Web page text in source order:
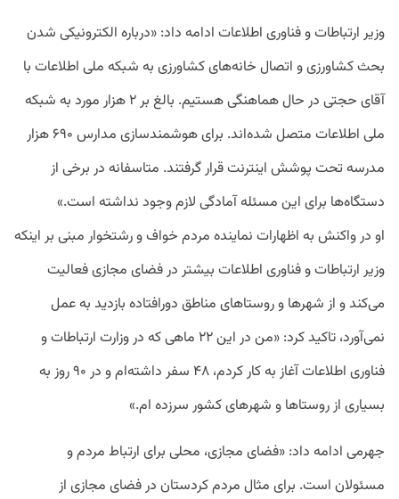
وزیر ارتباطات و فناوری اطلاعات ادامه داد: «درباره الکترونیکی شدن
بحث کشاورزی و اتصال خانه‌های کشاورزی به شبکه ملی اطلاعات با
آقای حجتی در حال هماهنگی هستیم. بالغ بر ۲ هزار مورد به شبکه
ملی اطلاعات متصل شده‌اند. برای هوشمندسازی مدارس ۶۹۰ هزار
مدرسه تحت پوشش اینترنت قرار گرفتند. متاسفانه در برخی از
دستگاه‌ها برای این مسئله آمادگی لازم وجود نداشته است.»
او در واکنش به اظهارات نماینده مردم خواف و رشتخوار مبنی بر اینکه
وزیر ارتباطات و فناوری اطلاعات بیشتر در فضای مجازی فعالیت
می‌کند و از شهرها و روستاهای مناطق دورافتاده بازدید به عمل
نمی‌آورد، تاکید کرد: «من در این ۲۲ ماهی که در وزارت ارتباطات و
فناوری اطلاعات آغاز به کار کردم، ۴۸ سفر داشته‌ام و در ۹۰ روز به
بسیاری از روستاها و شهرهای کشور سرزده ام.»
جهرمی ادامه داد: «فضای مجازی، محلی برای ارتباط مردم و
مسئولان است. برای مثال مردم کردستان در فضای مجازی از